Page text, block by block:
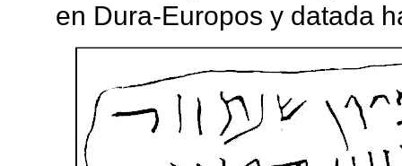
en Dura-Europos y datada